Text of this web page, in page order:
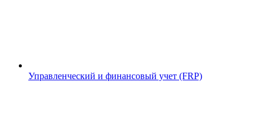
Управленческий и финансовый учет (FRP)